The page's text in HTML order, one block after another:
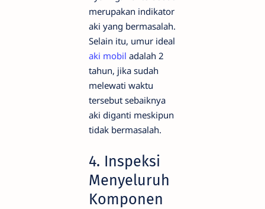
merupakan indikator
aki yang bermasalah.
Selain itu, umur ideal
aki mobil adalah 2
tahun, jika sudah
melewati waktu
tersebut sebaiknya
aki diganti meskipun
tidak bermasalah.
4. Inspeksi
Menyeluruh
Komponen